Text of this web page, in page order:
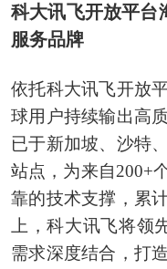
科大讯飞开放平台
服务品牌
依托科大讯飞开放
球用户持续输出高
已于新加坡、沙特
站点，为来自200+
靠的技术支撑，累
上，科大讯飞将领
需求深度结合，打